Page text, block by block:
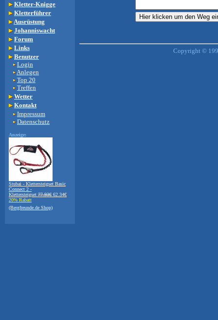
Kletter-Knigge
Kletterführer
Ausrüstung
Johanniswacht
Forum
Links
Benutzer
Login
Anlegen
Top 20
Treffen
Wetter
Kontakt
Impressum
Datenschutz
Anzeige:
Stubai - Klettersteigset Basic
Connect 2 -
Klettersteigset 77.93€ 62.34€
20% Rabatt
(Bergfreunde.de Shop)
Copyright ©